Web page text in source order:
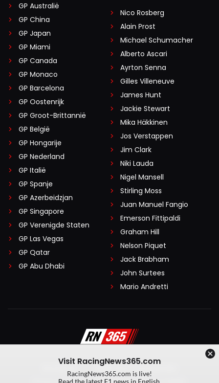
GP Australië
GP China
GP Japan
GP Miami
GP Canada
GP Monaco
GP Barcelona
GP Oostenrijk
GP Groot-Brittannië
GP België
GP Hongarije
GP Nederland
GP Italië
GP Spanje
GP Azerbeidzjan
GP Singapore
GP Verenigde Staten
GP Las Vegas
GP Qatar
GP Abu Dhabi
Nico Rosberg
Alain Prost
Michael Schumacher
Alberto Ascari
Ayrton Senna
Gilles Villeneuve
James Hunt
Jackie Stewart
Mika Häkkinen
Jos Verstappen
Jim Clark
Niki Lauda
Nigel Mansell
Stirling Moss
Juan Manuel Fangio
Emerson Fittipaldi
Graham Hill
Nelson Piquet
Jack Brabham
John Surtees
Mario Andretti
Algemene voorwaarden
Privacy Policy
Created by On Your Marks
Visit RacingNews365.com
RacingNews365.com is live!
Read the latest F1 news in English.